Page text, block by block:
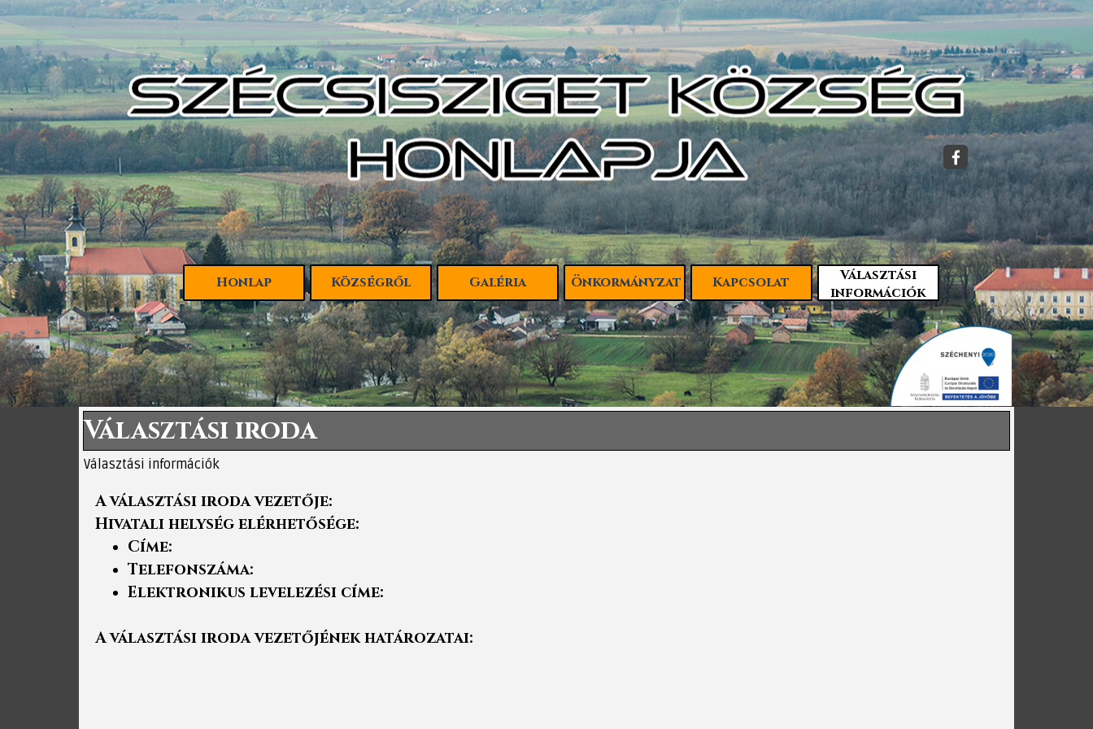
Tartalomhoz ugrás
Ugrás a menüre
Honlap Községről Galéria Önkormányzat ▼
Kapcsolat
Választási
információk
▼
Választási iroda
Választási információk
A választási iroda vezetője:
Hivatali helység elérhetősége:
Címe:
Telefonszáma:
Elektronikus levelezési címe:
A választási iroda vezetőjének határozatai: